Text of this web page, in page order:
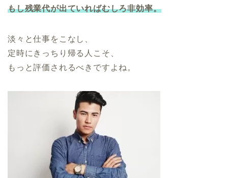
もし残業代が出ていればむしろ非効率。
淡々と仕事をこなし、
定時にきっちり帰る人こそ、
もっと評価されるべきですよね。